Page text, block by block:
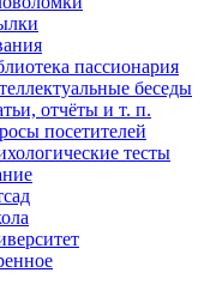
пассионария
беседы
отчёты и т. п.
посетителей
тесты